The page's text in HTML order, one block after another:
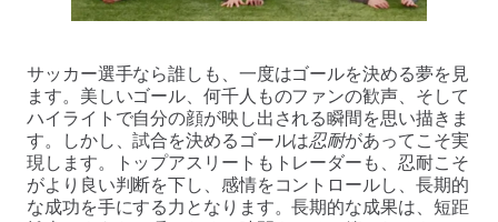
サッカー選手なら誰しも、一度はゴールを決める夢を見
ます。美しいゴール、何千人ものファンの歓声、そして
ハイライトで自分の顔が映し出される瞬間を思い描きま
す。しかし、試合を決めるゴールは忍耐があってこそ実
現します。トップアスリートもトレーダーも、忍耐こそ
がより良い判断を下し、感情をコントロールし、長期的
な成功を手にする力となります。長期的な成果は、短距